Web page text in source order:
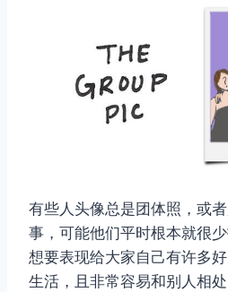
有些人头像总是团体照，或
事，可能他们平时根本就很
想要表现给大家自己有许多
生活，且非常容易和别人相处